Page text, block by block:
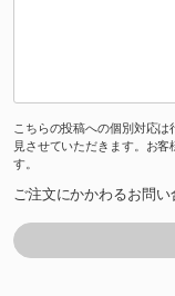
こちらの投稿への個別対応
見させていただきます。お
す。
ご注文にかかわるお問い